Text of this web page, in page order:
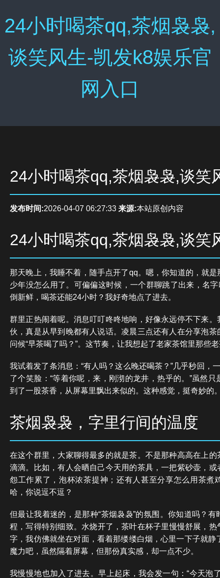
24小时喝茶qq,茶烟袅袅,
谈笑风生-凯发k8娱乐官
网入口
24小时喝茶qq,茶烟袅袅,谈笑
发布时间:2026-04-07 06:27:33 来源:本站原创内容
24小时喝茶qq,茶烟袅袅,谈笑
那天晚上，我睡不着，随手点开了qq。嗯，你知道的，就
少年没怎么用了。可偏偏这时候，一个群聊跳了出来，名字
倒新鲜，喝茶还能24小时？我好奇地点了进去。
群里正热闹着呢。消息叮叮咚咚地响，好像永远停不下来
伙，真是从早到晚都有人说话。凌晨三点还有人在分享泡
问候“早茶喝了吗？”。这节奏，让我想起了老家茶馆里那些
我试着发了条消息：“有人吗？这么晚还喝茶？”几乎秒回，
了个笑脸：“等着你呢，来，刚沏的龙井，热乎的。”虽然
到了一股茶香，从屏幕里飘出来似的。这种感觉，挺奇妙的
茶烟袅袅，字里行间的温度
在这个群里，大家聊得最多的就是茶。不是那种高高在上
滴滴。比如，有人会晒自己今天用的茶具，一把紫砂壶，
怨工作累了，泡杯浓茶提神；还有人甚至分享怎么用茶煮
哈，你说逗不逗？
但最让我着迷的，是那种“茶烟袅袅”的氛围。你知道吗？
程，写得特别细致。水烧开了，茶叶在杯子里慢慢舒展，
字，我仿佛就坐在对面，看着那缕缕白烟，心里一下子就静
魔力吧，虽然隔着屏幕，但那份真实感，却一点不少。
我慢慢地也加入了进去。早上起床，我会发一句：“今天泡